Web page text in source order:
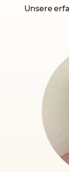
Vertrauen Sie
Unsere